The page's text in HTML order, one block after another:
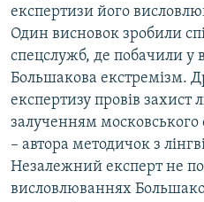
експертизи його
Один висновок зробили
спецслужб, де побачили у
Большакова екстремізм.
експертизу провів захист
залученням московського
– автора методичок з
Незалежний експерт не
висловлюваннях